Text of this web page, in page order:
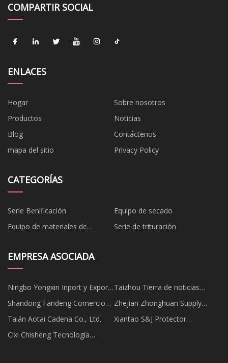
COMPARTIR SOCIAL
ENLACES
Hogar
Sobre nosotros
Productos
Noticias
Blog
Contáctenos
mapa del sitio
Privacy Policy
CATEGORÍAS
Serie Benificación
Equipo de secado
Equipo de materiales de
Serie de trituración
EMPRESA ASOCIADA
Ningbo Yongxin Inport y Export
Co., Ltd
Taizhou Tierra de noticias
Maquinaria Equipo Co., Ltd
Shandong Fandeng Comercio
Co., Ltd.
Zhejian Zhonghuan Supply
Chain Co., Ltd
Taián Aotai Cadena Co., Ltd.
Xiantao S&J Protector
Cixi Chisheng Tecnología